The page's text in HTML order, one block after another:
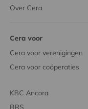
Over Cera
Cera voor
Cera voor verenigingen
Cera voor coöperaties
KBC Ancora
BRS